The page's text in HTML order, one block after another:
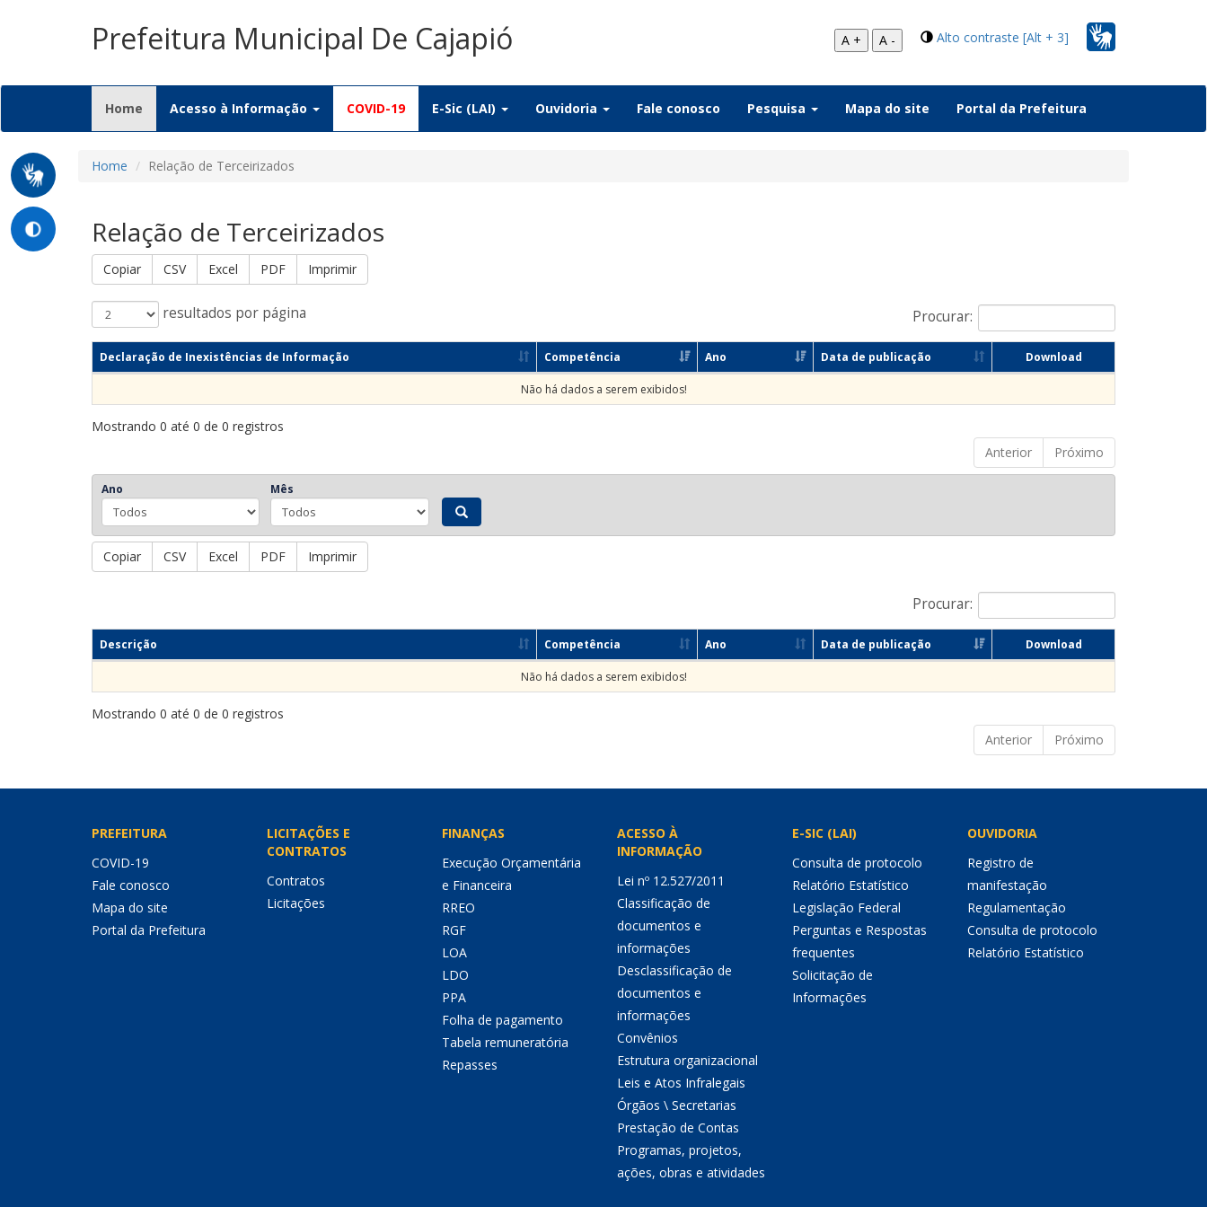
Prefeitura Municipal De Cajapió Alto contraste [Alt + 3]
A + A -
Home (current)
Acesso à Informação COVID-19 E-Sic (LAI) Ouvidoria Fale conosco Pesquisa Mapa do site Portal da Prefeitura
Home Relação de Terceirizados
Relação de Terceirizados
Copiar CSV Excel PDF Imprimir
resultados por página Procurar:
Declaração de Inexistências de Informação Competência Ano Data de publicação Download
Não há dados a serem exibidos!
Mostrando 0 até 0 de 0 registros
Anterior
Próximo
Ano Mês
Copiar CSV Excel PDF Imprimir
Procurar:
Descrição Competência Ano Data de publicação Download
Não há dados a serem exibidos!
Mostrando 0 até 0 de 0 registros
Anterior
Próximo
PREFEITURA
COVID-19
Fale conosco
Mapa do site
Portal da Prefeitura
LICITAÇÕES E
CONTRATOS
Contratos
Licitações
FINANÇAS
Execução Orçamentária
e Financeira
RREO
RGF
LOA
LDO
PPA
Folha de pagamento
Tabela remuneratória
Repasses
ACESSO À
INFORMAÇÃO
Lei nº 12.527/2011
Classificação de
documentos e
informações
Desclassificação de
documentos e
informações
Convênios
Estrutura organizacional
Leis e Atos Infralegais
Órgãos \ Secretarias
Prestação de Contas
Programas, projetos,
ações, obras e atividades
E-SIC (LAI)
Consulta de protocolo
Relatório Estatístico
Legislação Federal
Perguntas e Respostas
frequentes
Solicitação de
Informações
OUVIDORIA
Registro de
manifestação
Regulamentação
Consulta de protocolo
Relatório Estatístico